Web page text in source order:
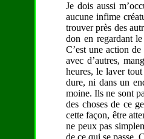
Je dois aussi
aucune infime
trouver près des
don en regardant
C’est une action
avec d’autres,
heures, le laver
dure, ni dans un
moine. Ils ne sont
des choses de ce
cette façon, être
ne peux pas
de ce qui se passe.